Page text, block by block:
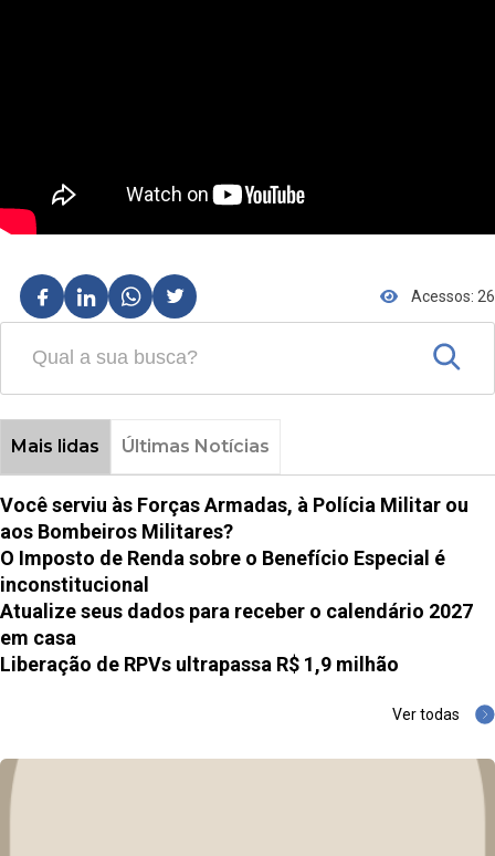
Acessos: 26
Mais lidas Últimas Notícias
Você serviu às Forças Armadas, à Polícia Militar ou
aos Bombeiros Militares?
O Imposto de Renda sobre o Benefício Especial é
inconstitucional
Atualize seus dados para receber o calendário 2027
em casa
Liberação de RPVs ultrapassa R$ 1,9 milhão
Ver todas